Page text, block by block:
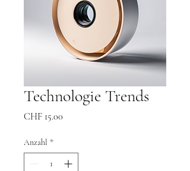
Technologie Trends
CHF 15.00
Anzahl *